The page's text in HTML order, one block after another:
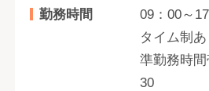
勤務時間
09：00～
タイム制
準勤務時
30